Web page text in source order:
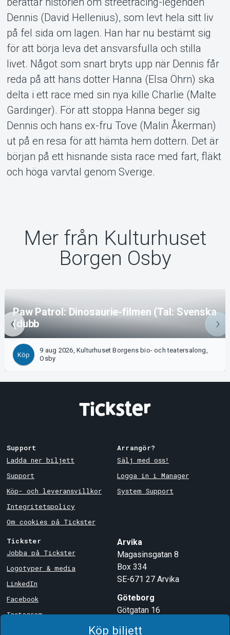
Köp biljett
Dennis (David Hellenius), som levt hela sitt liv
på fel sida om lagen. Han har nu bestämt sig
för att börja leva det ansvarsfulla och stilla
livet. Något som snart bryts upp när Dennis får
reda på att hans dotter Hanna (Elsa Öhrn) ska
delta i ett race med sin nya kille Charlie (Malte
Gardinger). För att stoppa Hanna beger sig
Dennis och hans ex-fru Tove (Malin Åkerman)
ut på en resa för att hämta hem dottern. Det är
början på ett hisnande sista race med fart, fläkt
och höga varvtal genom Sverige.
Mer från Kulturhuset
Borgen Osby
Paw Patrol: Dinosaurie-filmen (Tal: Svenska
(dubb
Köp
9 aug 2026, Kulturhuset Borgens bio- och teatersalong,
Osby
Support
Ladda ner biljett
Support
Köp- och leveransvillkor
Integritetspolicy
Om cookies på Tickster
Arrangör?
Sälj med oss!
Logga in i Manager
System Support
Tickster
Jobba på Tickster
Logotyper & media
LinkedIn
Facebook
Instagram
Arvika
Magasinsgatan 8
Box 334
SE-671 27 Arvika
Göteborg
Götgatan 16